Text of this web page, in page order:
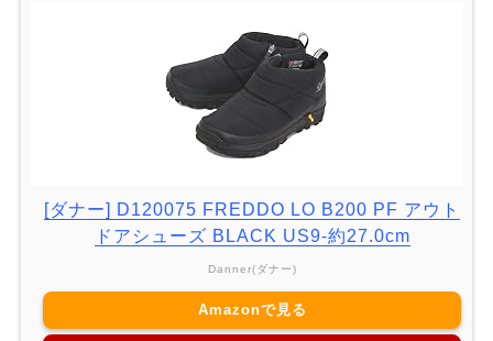
[ダナー] D120075 FREDDO LO B200 PF アウト
ドアシューズ BLACK US9-約27.0cm
Danner(ダナー)
Amazonで見る